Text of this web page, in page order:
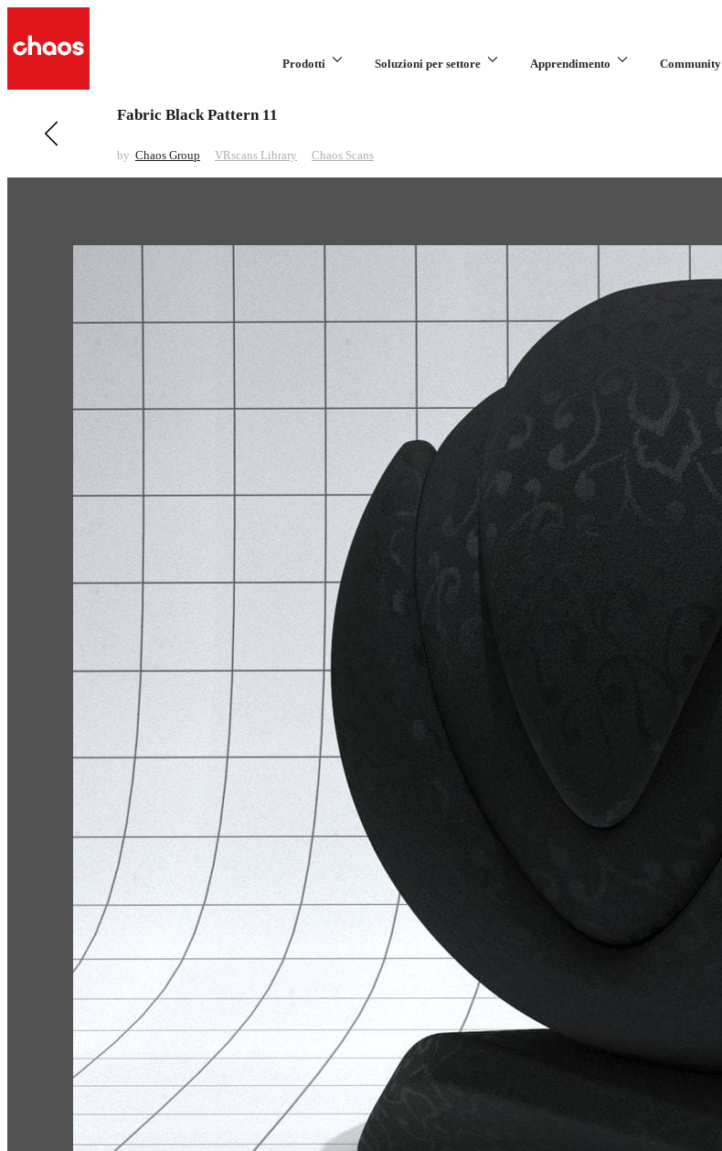
Prodotti Soluzioni per settore Apprendimento Community
Previous in VRscans Library
Fabric Black Pattern 11
by Chaos Group VRscans Library Chaos Scans